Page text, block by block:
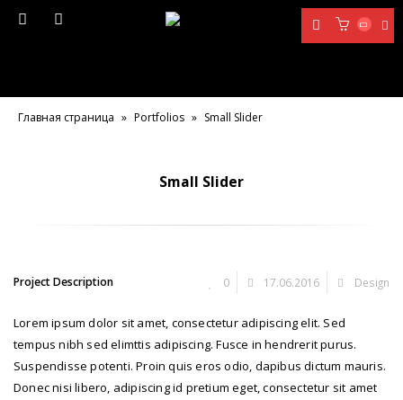
Главная страница » Portfolios » Small Slider
Small Slider
Project Description 0 17.06.2016 Design
Lorem ipsum dolor sit amet, consectetur adipiscing elit. Sed
tempus nibh sed elimttis adipiscing. Fusce in hendrerit purus.
Suspendisse potenti. Proin quis eros odio, dapibus dictum mauris.
Donec nisi libero, adipiscing id pretium eget, consectetur sit amet